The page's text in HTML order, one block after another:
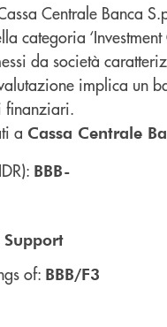
Centrale Banca
categoria
da società
implica un
finanziari.
a Cassa Centrale
BBB-
of: BBB/F3